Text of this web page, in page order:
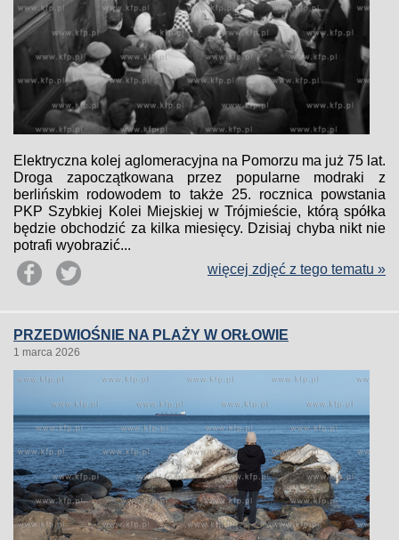
Elektryczna kolej aglomeracyjna na Pomorzu ma już 75 lat.
Droga zapoczątkowana przez popularne modraki z
berlińskim rodowodem to także 25. rocznica powstania
PKP Szybkiej Kolei Miejskiej w Trójmieście, którą spółka
będzie obchodzić za kilka miesięcy. Dzisiaj chyba nikt nie
potrafi wyobrazić...
więcej zdjęć z tego tematu »
PRZEDWIOŚNIE NA PLAŻY W ORŁOWIE
1 marca 2026